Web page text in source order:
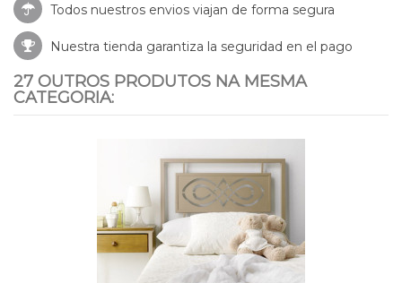
Todos nuestros envios viajan de forma segura
Nuestra tienda garantiza la seguridad en el pago
27 OUTROS PRODUTOS NA MESMA
CATEGORIA: